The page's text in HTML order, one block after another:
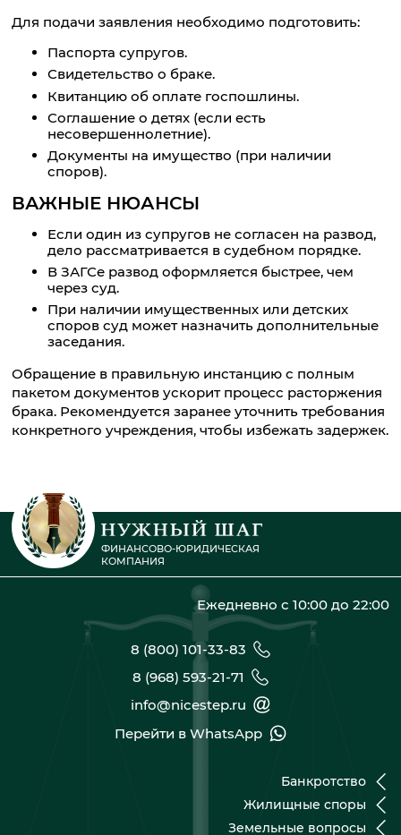
Для подачи заявления необходимо подготовить:
Паспорта супругов.
Свидетельство о браке.
Квитанцию об оплате госпошлины.
Соглашение о детях (если есть
несовершеннолетние).
Документы на имущество (при наличии
споров).
ВАЖНЫЕ НЮАНСЫ
Если один из супругов не согласен на развод,
дело рассматривается в судебном порядке.
В ЗАГСе развод оформляется быстрее, чем
через суд.
При наличии имущественных или детских
споров суд может назначить дополнительные
заседания.
Обращение в правильную инстанцию с полным
пакетом документов ускорит процесс расторжения
брака. Рекомендуется заранее уточнить требования
конкретного учреждения, чтобы избежать задержек.
ФИНАНСОВО-ЮРИДИЧЕСКАЯ
КОМПАНИЯ
Ежедневно с 10:00 до 22:00
8 (800) 101-33-83
8 (968) 593-21-71
info@nicestep.ru
Перейти в WhatsApp
Банкротство
Жилищные споры
Земельные вопросы